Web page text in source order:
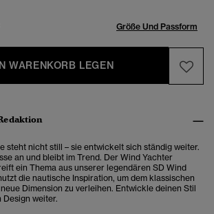
Größe Und Passform
WARENKORB LEGEN
steht nicht still – sie entwickelt sich ständig weiter.
an und bleibt im Trend. Der Wind Yachter
ein Thema aus unserer legendären SD Wind
die nautische Inspiration, um dem klassischen
Dimension zu verleihen. Entwickle deinen Stil
Design weiter.